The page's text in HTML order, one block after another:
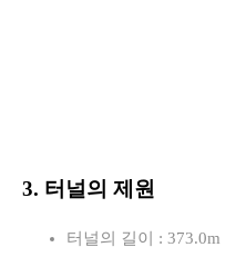
3. 터널의 제원
터널의 길이 : 373.0m